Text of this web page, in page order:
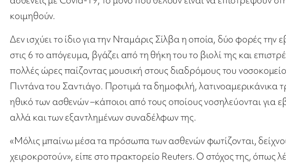
κοιμηθούν.
Δεν ισχύει το ίδιο για την Νταμάρις Σίλβα η οποία, δύο φορές την
στις 6 το απόγευμα, βγάζει από τη θήκη του το βιολί της και
πολλές ώρες παίζοντας μουσική στους διαδρόμους του
Πιντάνα του Σαντιάγο. Προτιμά τα δημοφιλή, λατινοαμερικάνικα
ηθικό των ασθενών –κάποιοι από τους οποίους νοσηλεύονται
αλλά και των εξαντλημένων συναδέλφων της.
«Μόλις μπαίνω μέσα τα πρόσωπα των ασθενών φωτίζονται,
χειροκροτούν», είπε στο πρακτορείο Reuters. Ο στόχος της, όπως